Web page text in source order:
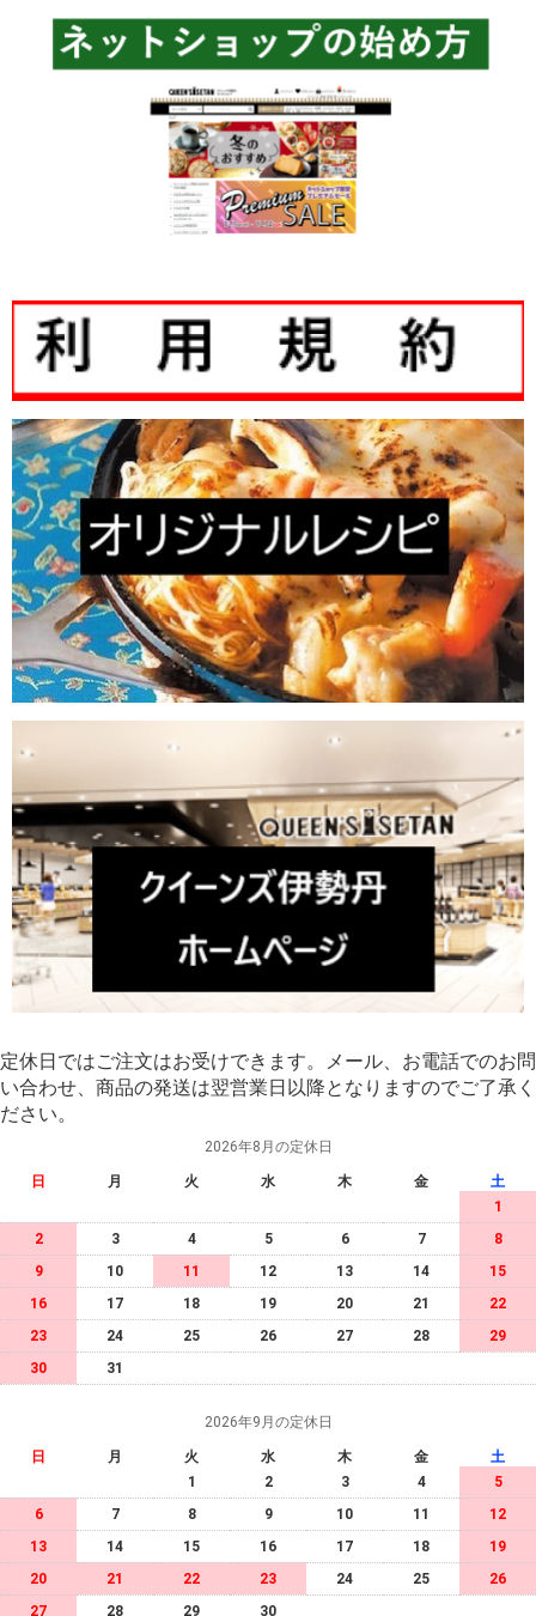
定休日ではご注文はお受けできます。メール、お電話でのお問
い合わせ、商品の発送は翌営業日以降となりますのでご了承く
ださい。
2026年8月の定休日
日 月 火 水 木 金
土
1
2
3 4 5 6 7
8
9
10 11 12 13 14
15
16
17 18 19 20 21
22
23
24 25 26 27 28
29
30
31
2026年9月の定休日
日 月 火 水 木 金
土
1
2 3 4
5
6
7 8 9 10 11
12
13
14 15 16 17 18
19
20
21 22 23 24 25
26
27
28 29 30